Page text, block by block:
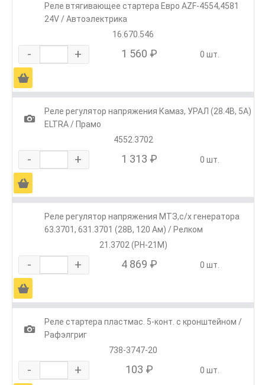
Реле втягивающее стартера Евро AZF-4554,4581
24V / Автоэлектрика
16.670.546
- + 1 560 ₽ 0 шт.
Ä
1
Реле регулятор напряжения Камаз, УРАЛ (28.4В, 5А)
ELTRA / Прамо
4552.3702
- + 1 313 ₽ 0 шт.
Ä
Реле регулятор напряжения МТЗ,с/х генератора
63.3701, 631.3701 (28В, 120 Ам) / Релком
21.3702 (РН-21М)
- + 4 869 ₽ 0 шт.
Ä
1
Реле стартера пластмас. 5-конт. с кронштейном /
Рафэлгриг
738-3747-20
- + 103 ₽ 0 шт.